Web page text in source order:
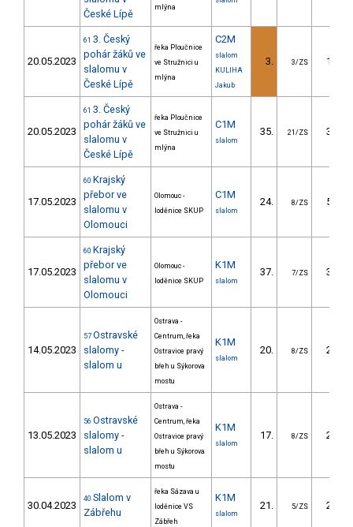
České Lípě
mlýna
20.05.2023
61 3. Český
pohár žáků ve
slalomu v
České Lípě
řeka Ploučnice
ve Stružnici u
mlýna
C2M
slalom
KULIHA
Jakub
3. 3/ZS 18.18
20.05.2023
61 3. Český
pohár žáků ve
slalomu v
České Lípě
řeka Ploučnice
ve Stružnici u
mlýna
C1M
slalom
35. 21/ZS 33.68
17.05.2023
60 Krajský
přebor ve
slalomu v
Olomouci
Olomouc -
loděnice SKUP
C1M
slalom
24. 8/ZS 56.90
17.05.2023
60 Krajský
přebor ve
slalomu v
Olomouci
Olomouc -
loděnice SKUP
K1M
slalom
37. 7/ZS 33.10
14.05.2023
57 Ostravské
slalomy -
slalom u
Ostrava -
Centrum, řeka
Ostravice pravý
břeh u Sýkorova
mostu
K1M
slalom
20. 8/ZS 20.50
13.05.2023
56 Ostravské
slalomy -
slalom u
Ostrava -
Centrum, řeka
Ostravice pravý
břeh u Sýkorova
mostu
K1M
slalom
17. 8/ZS 21.00
30.04.2023
40 Slalom v
Zábřehu
řeka Sázava u
loděnice VS
Zábřeh
K1M
slalom
21. 5/ZS 20.60